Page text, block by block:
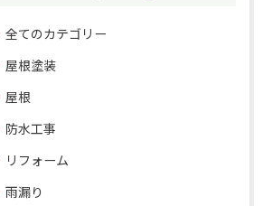
全てのカテゴリー
屋根塗装
屋根
防水工事
リフォーム
雨漏り